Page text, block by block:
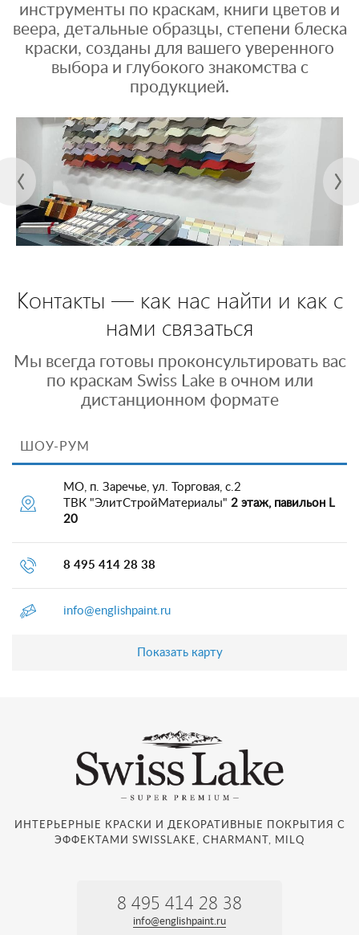
инструменты по краскам, книги цветов и
веера, детальные образцы, степени блеска
краски, созданы для вашего уверенного
выбора и глубокого знакомства с
продукцией.
Контакты — как нас найти и как с
нами связаться
Мы всегда готовы проконсультировать вас
по краскам Swiss Lake в очном или
дистанционном формате
ШОУ-РУМ
МО, п. Заречье, ул. Торговая, с.2
ТВК "ЭлитСтройМатериалы" 2 этаж, павильон L
20
8 495 414 28 38
info@englishpaint.ru
Показать карту
ИНТЕРЬЕРНЫЕ КРАСКИ И ДЕКОРАТИВНЫЕ ПОКРЫТИЯ С
ЭФФЕКТАМИ SWISSLAKE, CHARMANT, MILQ
8 495 414 28 38
info@englishpaint.ru